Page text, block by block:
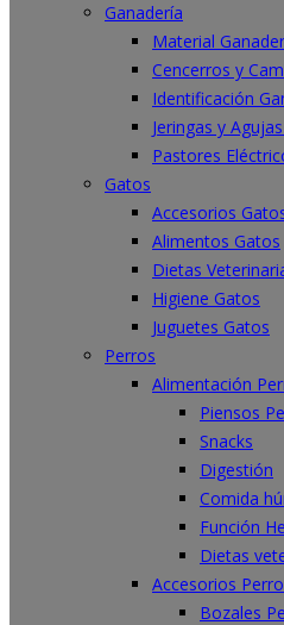
Ganadería
Material
Cencerros y
Identificación
Jeringas y
Pastores
Gatos
Accesorios
Alimentos Gatos
Dietas
Higiene Gatos
Juguetes Gatos
Perros
Alimentación
Piensos
Snacks
Digestión
Comida
Función
Dietas
Accesorios
Bozales